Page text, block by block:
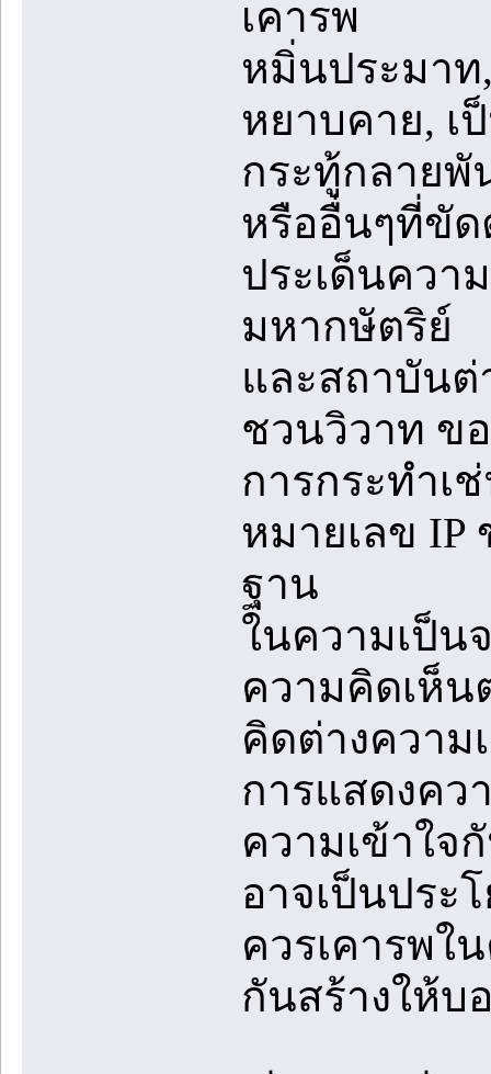
เคารพ
หมิ่นประมาท
หยาบคาย, เ
กระทู้กลายพั
หรืออื่นๆที่ขัด
ประเด็นควา
มหากษัตริย์
และสถาบันต่
ชวนวิวาท ข
การกระทำ
หมายเลข IP
ฐาน
ในความเป็น
ความคิดเห็
คิดต่างความ
การแสดงคว
ความเข้าใจ
อาจเป็นประ
ควรเคารพใ
กันสร้างให้